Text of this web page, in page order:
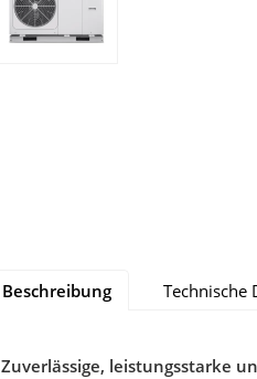
Beschreibung Technische
Zuverlässige, leistungsstarke